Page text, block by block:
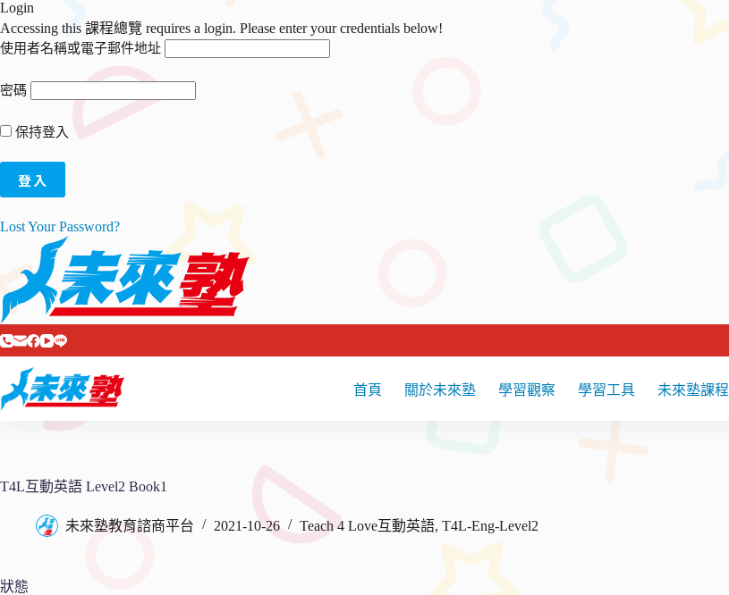
Login
Accessing this 課程總覽 requires a login. Please enter your credentials below!
使用者名稱或電子郵件地址
密碼
保持登入
Lost Your Password?
跳
至
要
首頁 關於未來塾 學習觀察 學習工具 未來塾課程
T4L互動英語 Level2 Book1
未來塾教育諮商平台 2021-10-26 Teach 4 Love互動英語, T4L-Eng-Level2
狀態